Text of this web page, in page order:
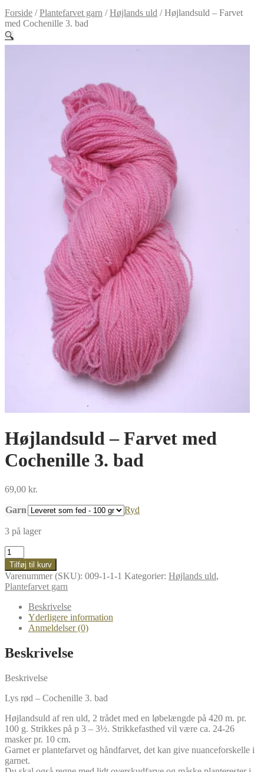
Forside /Plantefarvet garn /Højlands uld /Højlandsuld – Farvet
med Cochenille 3. bad
🔍
Højlandsuld – Farvet med
Cochenille 3. bad
69,00 kr.
Garn Ryd
3 på lager
Højlandsuld
-
Farvet
med
Cochenille
antal
Tilføj til kurv
Varenummer (SKU): 009-1-1-1 Kategorier: Højlands uld,
Plantefarvet garn
Beskrivelse
Yderligere information
Anmeldelser (0)
Beskrivelse
Beskrivelse
Lys rød – Cochenille 3. bad
Højlandsuld af ren uld, 2 trådet med en løbelængde på 420 m. pr.
100 g. Strikkes på p 3 – 3½. Strikkefasthed vil være ca. 24-26
masker pr. 10 cm.
Garnet er plantefarvet og håndfarvet, det kan give nuanceforskelle i
garnet.